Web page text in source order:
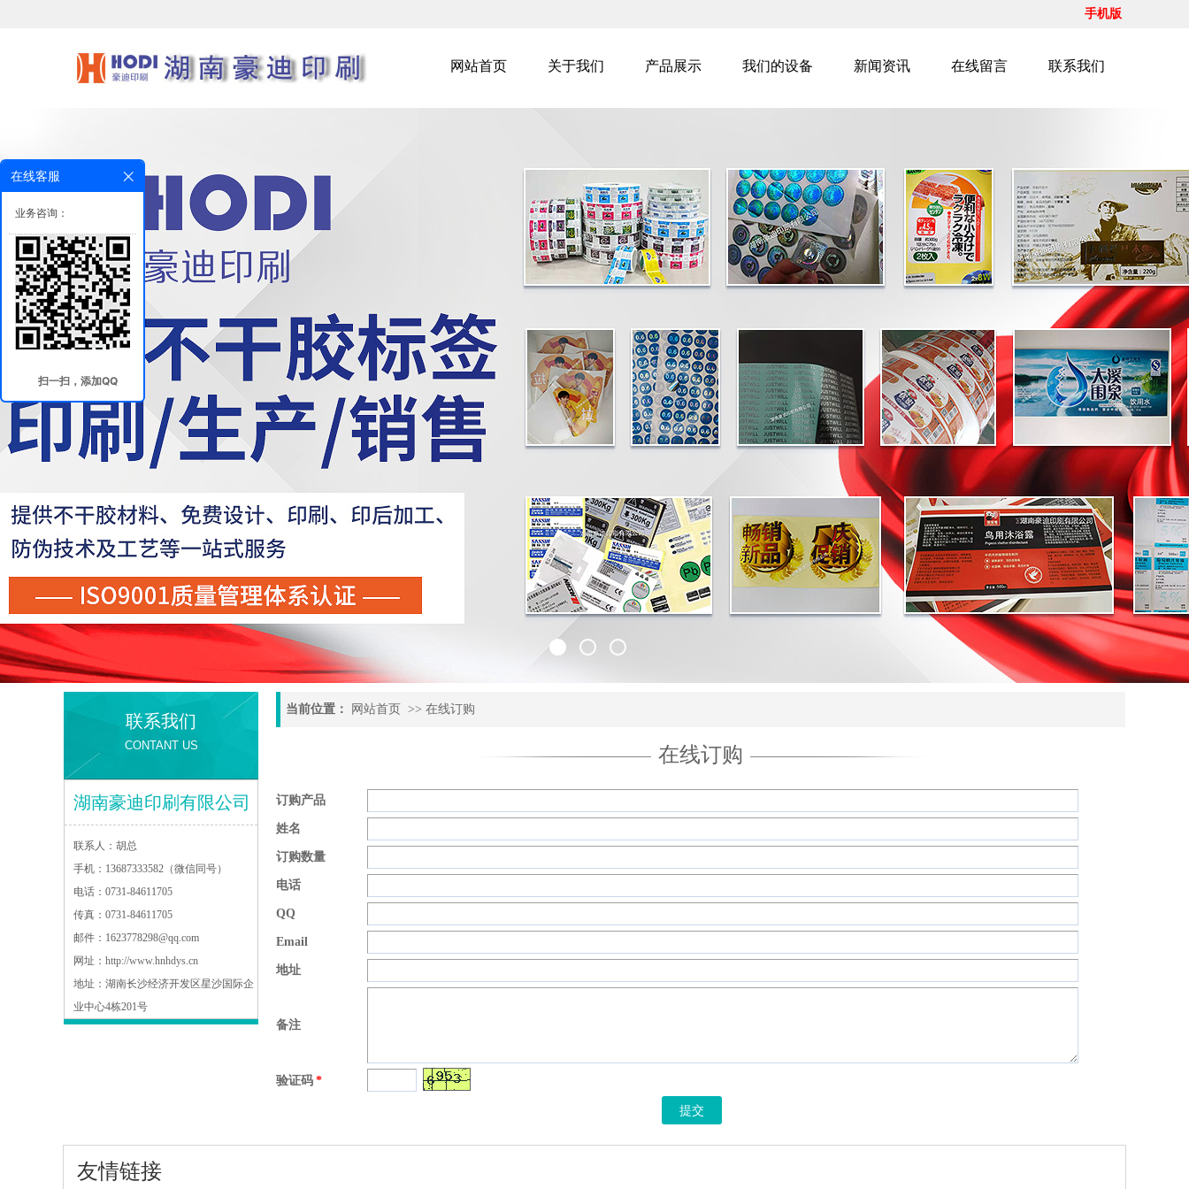
手机版
网站首页 关于我们 产品展示 我们的设备 新闻资讯 在线留言 联系我们
联系我们
CONTANT US
湖南豪迪印刷有限公司
联系人： 胡总
手机： 13687333582（微信同号）
电话： 0731-84611705
传真： 0731-84611705
邮件： 1623778298@qq.com
网址： http://www.hnhdys.cn
地址： 湖南长沙经济开发区星沙国际企
业中心4栋201号
当前位置： 网站首页 >> 在线订购
在线订购
订购产品
姓名
订购数量
电话
QQ
Email
地址
备注
验证码 *
友情链接
在线客服
业务咨询：
扫一扫，添加QQ